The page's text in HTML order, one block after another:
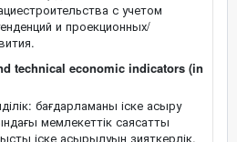
с учетом
и проекционных/
technical economic indicators (in
бағдарламаны іске асыру
мемлекеттік саясатты
іске асырылуын зияткерлік,